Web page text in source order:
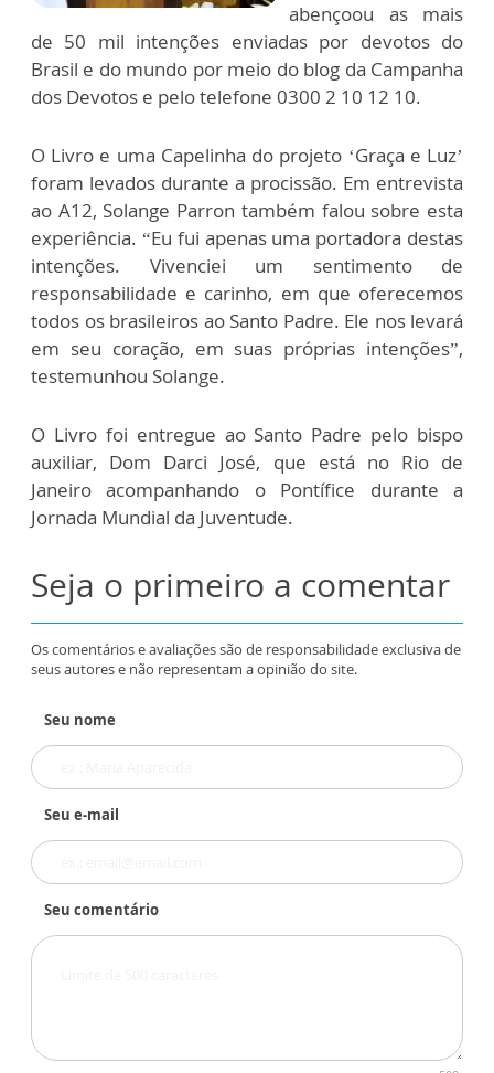
abençoou as mais
de 50 mil intenções enviadas por devotos do
Brasil e do mundo por meio do blog da Campanha
dos Devotos e pelo telefone 0300 2 10 12 10.
O Livro e uma Capelinha do projeto ‘Graça e Luz’
foram levados durante a procissão. Em entrevista
ao A12, Solange Parron também falou sobre esta
experiência. “Eu fui apenas uma portadora destas
intenções. Vivenciei um sentimento de
responsabilidade e carinho, em que oferecemos
todos os brasileiros ao Santo Padre. Ele nos levará
em seu coração, em suas próprias intenções”,
testemunhou Solange.
O Livro foi entregue ao Santo Padre pelo bispo
auxiliar, Dom Darci José, que está no Rio de
Janeiro acompanhando o Pontífice durante a
Jornada Mundial da Juventude.
Seja o primeiro a comentar
Os comentários e avaliações são de responsabilidade exclusiva de
seus autores e não representam a opinião do site.
Seu nome
Seu e-mail
Seu comentário